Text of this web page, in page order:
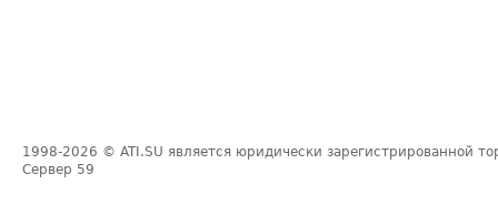
1998-2026 © ATI.SU является юридически зарегистрированной
Сервер 59